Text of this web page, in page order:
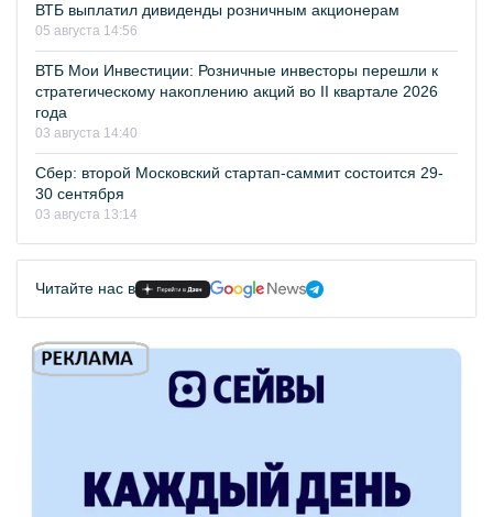
ВТБ выплатил дивиденды розничным акционерам
05 августа 14:56
ВТБ Мои Инвестиции: Розничные инвесторы перешли к
стратегическому накоплению акций во II квартале 2026
года
03 августа 14:40
Сбер: второй Московский стартап-саммит состоится 29-
30 сентября
03 августа 13:14
Читайте нас в